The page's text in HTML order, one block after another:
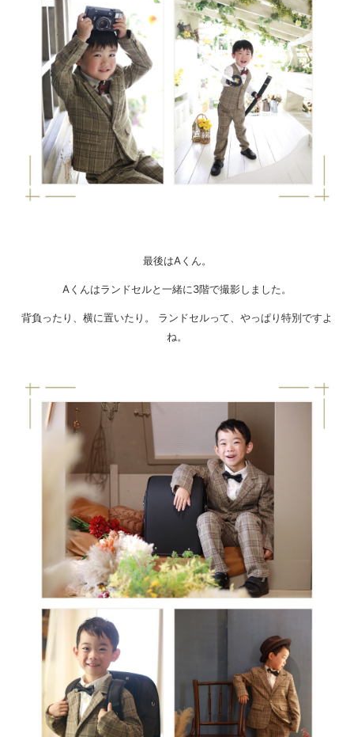
最後はAくん。
Aくんはランドセルと一緒に3階で撮影しました。
背負ったり、横に置いたり。 ランドセルって、やっぱり特別ですよ
ね。